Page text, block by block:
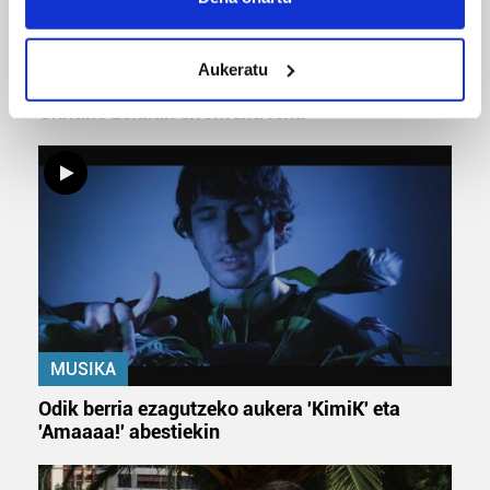
meters
Identify your device by actively scanning it for
specific characteristics (fingerprinting)
Guk eta gure bazkideek zure datu pertsonalak
prozesatzen ditugu, zure IP zenbakia, besteak beste,
teknologia erabiliz, cookieak adibidez, iragarki eta eduki
pertsonalizatuak eskaintzeko, iragarkiak eta edukia
neurtzeko, jendeari buruzko informazioa biltzeko eta
produktuak garatzeko. Zure datuak nork eta zertarako
erabiltzen dituen hauta dezakezu.
Bazkide batzuek ez dizute baimenik eskatzen, eta beren
interes komertzial legitimoetan babesten dira. Ikusi gure
bazkideen zerrenda, beren ustez zein helburutarako
Aukeratu
MUSIKA
Odik berria ezagutzeko aukera 'KimiK' eta
'Amaaaa!' abestiekin